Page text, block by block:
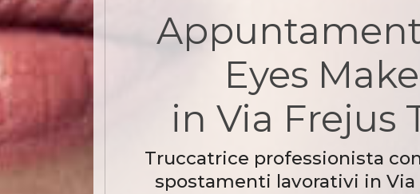
Eyes
in Via Frejus
Truccatrice professionista
spostamenti lavorativi in Via